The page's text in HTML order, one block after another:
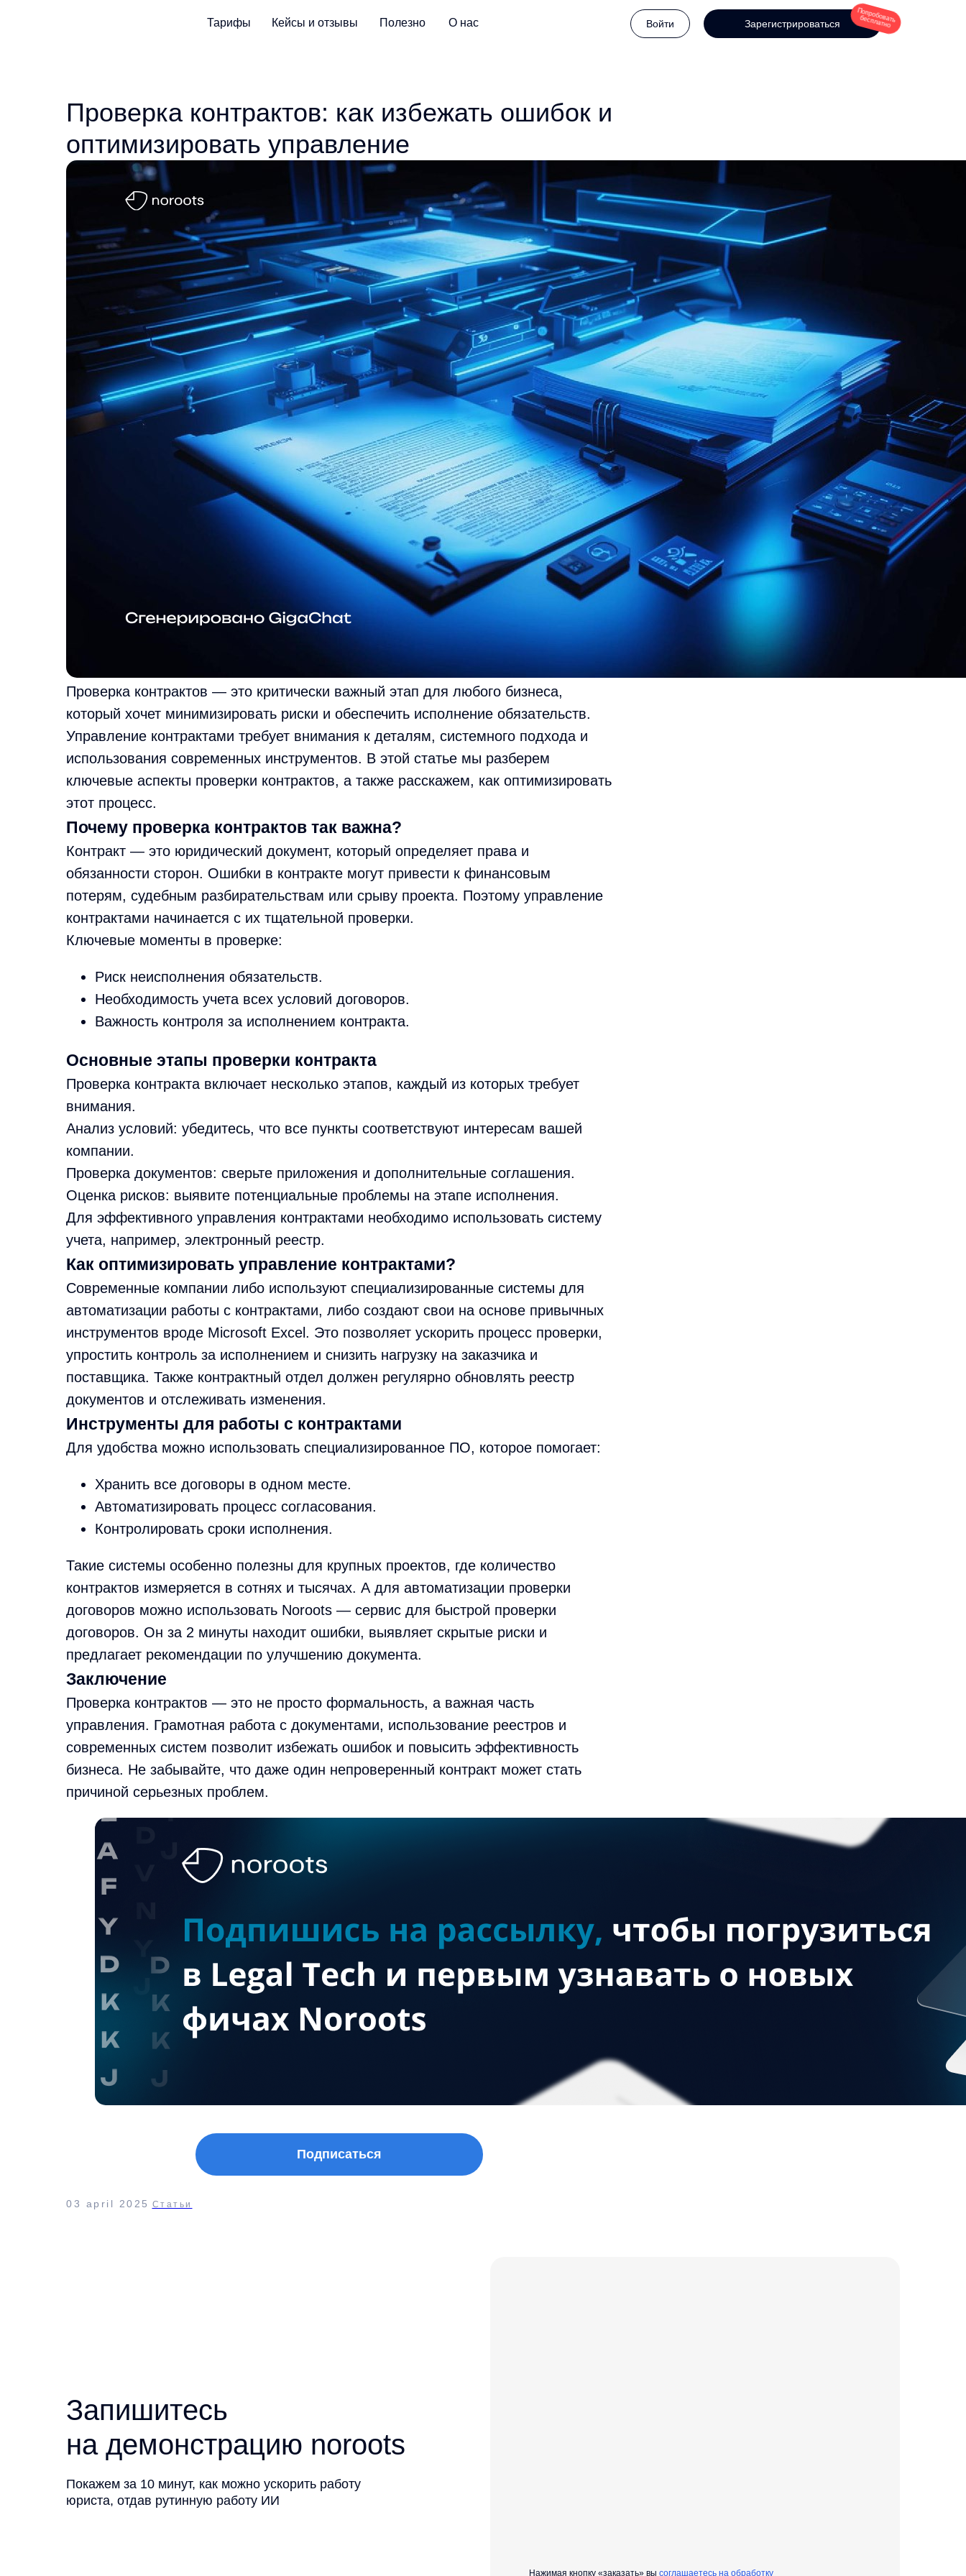
Зарегистрироваться
Войти
О нас
Кейсы и отзывы
Тарифы Полезно Попробовать
бесплатно
Проверка контрактов: как избежать ошибок и
оптимизировать управление
Проверка контрактов — это критически важный этап для любого бизнеса,
который хочет минимизировать риски и обеспечить исполнение обязательств.
Управление контрактами требует внимания к деталям, системного подхода и
использования современных инструментов. В этой статье мы разберем
ключевые аспекты проверки контрактов, а также расскажем, как оптимизировать
этот процесс.
Почему проверка контрактов так важна?
Контракт — это юридический документ, который определяет права и
обязанности сторон. Ошибки в контракте могут привести к финансовым
потерям, судебным разбирательствам или срыву проекта. Поэтому управление
контрактами начинается с их тщательной проверки.
Ключевые моменты в проверке:
Риск неисполнения обязательств.
Необходимость учета всех условий договоров.
Важность контроля за исполнением контракта.
Основные этапы проверки контракта
Проверка контракта включает несколько этапов, каждый из которых требует
внимания.
Анализ условий: убедитесь, что все пункты соответствуют интересам вашей
компании.
Проверка документов: сверьте приложения и дополнительные соглашения.
Оценка рисков: выявите потенциальные проблемы на этапе исполнения.
Для эффективного управления контрактами необходимо использовать систему
учета, например, электронный реестр.
Как оптимизировать управление контрактами?
Современные компании либо используют специализированные системы для
автоматизации работы с контрактами, либо создают свои на основе привычных
инструментов вроде Microsoft Excel. Это позволяет ускорить процесс проверки,
упростить контроль за исполнением и снизить нагрузку на заказчика и
поставщика. Также контрактный отдел должен регулярно обновлять реестр
документов и отслеживать изменения.
Инструменты для работы с контрактами
Для удобства можно использовать специализированное ПО, которое помогает:
Хранить все договоры в одном месте.
Автоматизировать процесс согласования.
Контролировать сроки исполнения.
Такие системы особенно полезны для крупных проектов, где количество
контрактов измеряется в сотнях и тысячах. А для автоматизации проверки
договоров можно использовать Noroots — сервис для быстрой проверки
договоров. Он за 2 минуты находит ошибки, выявляет скрытые риски и
предлагает рекомендации по улучшению документа.
Заключение
Проверка контрактов — это не просто формальность, а важная часть
управления. Грамотная работа с документами, использование реестров и
современных систем позволит избежать ошибок и повысить эффективность
бизнеса. Не забывайте, что даже один непроверенный контракт может стать
причиной серьезных проблем.
Подписаться
03 april 2025 Статьи
Покажем за 10 минут, как можно ускорить работу
юриста, отдав рутинную работу ИИ
Запишитесь
на демонстрацию noroots
Нажимая кнопку «заказать» вы соглашаетесь на обработку